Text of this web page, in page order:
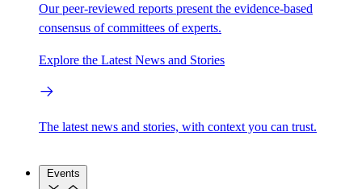
Our peer-reviewed reports present the evidence-based
consensus of committees of experts.
Explore the Latest News and Stories
The latest news and stories, with context you can trust.
Events